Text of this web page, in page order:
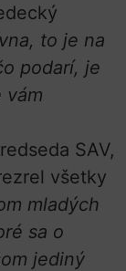
to je na
podarí, je
vám
SAV,
všetky
mladých
sa o
jediný